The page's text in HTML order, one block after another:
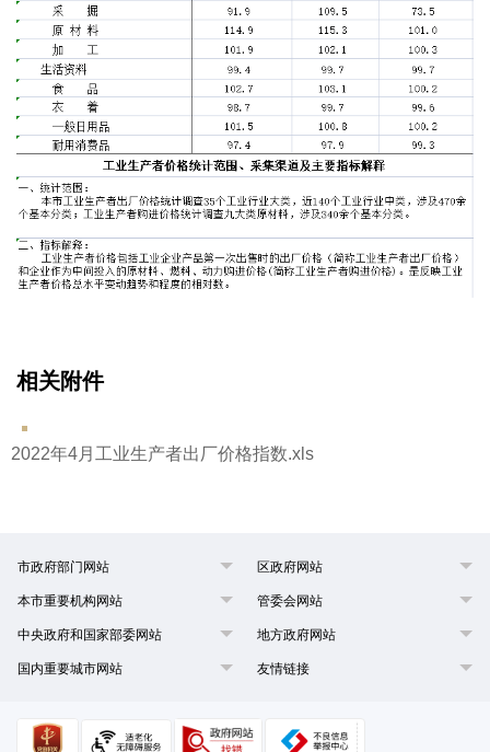
相关附件
2022年4月工业生产者出厂价格指数.xls
市政府部门网站 区政府网站
本市重要机构网站 管委会网站
中央政府和国家部委网站 地方政府网站
国内重要城市网站 友情链接